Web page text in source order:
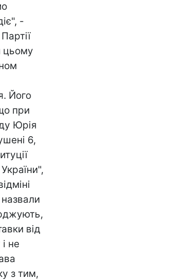
-
цьому
Його
при
Юрія
6,
від
не
з тим,